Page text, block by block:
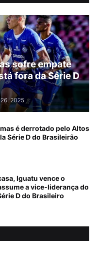
sofre empate
fora da Série D
2025
é derrotado pelo Altos
Série D do Brasileirão
Iguatu vence o
a vice-liderança do
D do Brasileiro